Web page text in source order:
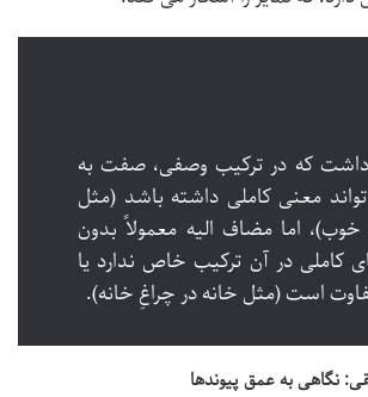
داشت که در ترکیب وصفی، صفت به
معنی کاملی داشته باشد (مثل
خوب)، اما مضاف الیه معمولاً بدون
کاملی در آن ترکیب خاص ندارد یا
است (مثل خانه در چراغِ خانه).
نگاهی به عمق پیوندها